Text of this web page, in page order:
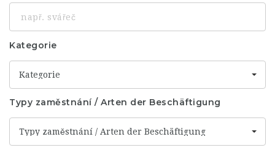
svářeč
Kategorie
Kategorie
Typy zaměstnání / Arten der Beschäftigung
Typy zaměstnání / Arten der Beschäftigung